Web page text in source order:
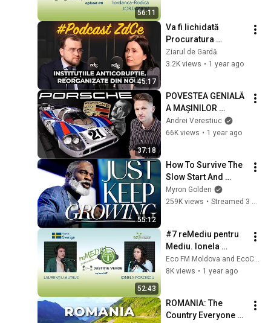
56:11
45:17
Va fi lichidată
Procuratura
Anticorupție? Ilie
Chirtoacă, director
Ziarul de Gardă
3.2K views • 1 year ago
37:18
POVESTEA GENIALĂ
A MAȘINILOR
PORSCHE. De la
FALIMENT la
Andrei Verestiuc
66K views • 1 year ago
55:12
How To Survive The
Slow Start And
Succeed At Anything
Myron Golden
259K views • Streamed 3 months ago
52:43
#7 reMediu pentru
Mediu. Ionela
Porcescu si
Laurentiu Mutruc
Eco FM Moldova and EcoContact
8K views • 1 year ago
ROMANIA: The
Country Everyone